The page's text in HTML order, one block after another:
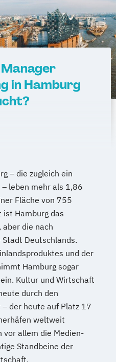
Manager
in Hamburg
– die zugleich ein
leben mehr als 1,86
Fläche von 755
Hamburg das
die nach
Deutschlands.
und der
Hamburg sogar
Kultur und Wirtschaft
durch den
der heute auf Platz 17
weltweit
vor allem die Medien-
Standbeine der